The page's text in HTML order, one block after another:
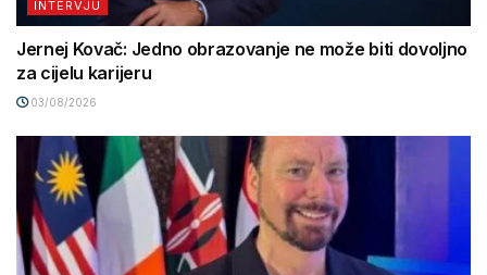
INTERVJU
Jernej Kovač: Jedno obrazovanje ne može biti dovoljno
za cijelu karijeru
03/08/2026